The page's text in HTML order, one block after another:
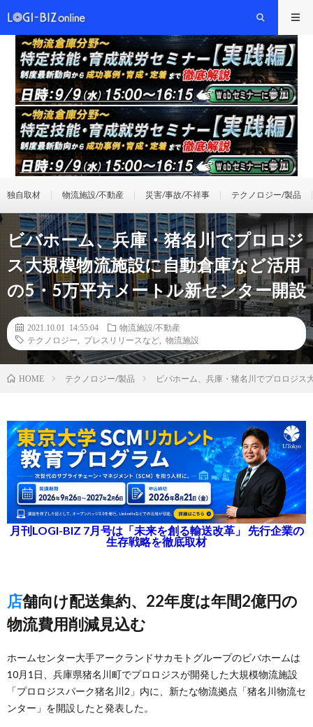
独自取材 物流施設/不動産 災害/事故/不祥事 テクノロジー/製品
ビバホーム、兵庫・猪名川でプロロジ
ス大規模物流施設に自動倉庫など活用
の5・5万平方メートル新センター開設
2021.10.01 14:55:04
物流施設/不動産
テクノロジー
プレスリリースなど 物流施設
HOME テクノロジー/製品 ビバホーム、兵庫・猪名川でプロロジス
月刊LOGI-BIZ 7月号は「未来を創る輸送改革」 先行企業の
生存戦略を徹底取材
店舗向け配送集約、22年度は年間2億円の
物流費用削減見込む
ホームセンター大手アークランドサカモトグループのビバホームは
10月1日、兵庫県猪名川町でプロロジスが開発した大規模物流施設
「プロロジスパーク猪名川2」内に、新たな物流拠点「猪名川物流セ
ンター」を開設したと発表した。